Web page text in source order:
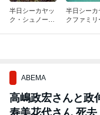
半日シーカヤッ
ク・シュノーケ
半日シーカ
クファミリ
ABEMA
高嶋政宏さんと政
寿美花代さん 死去